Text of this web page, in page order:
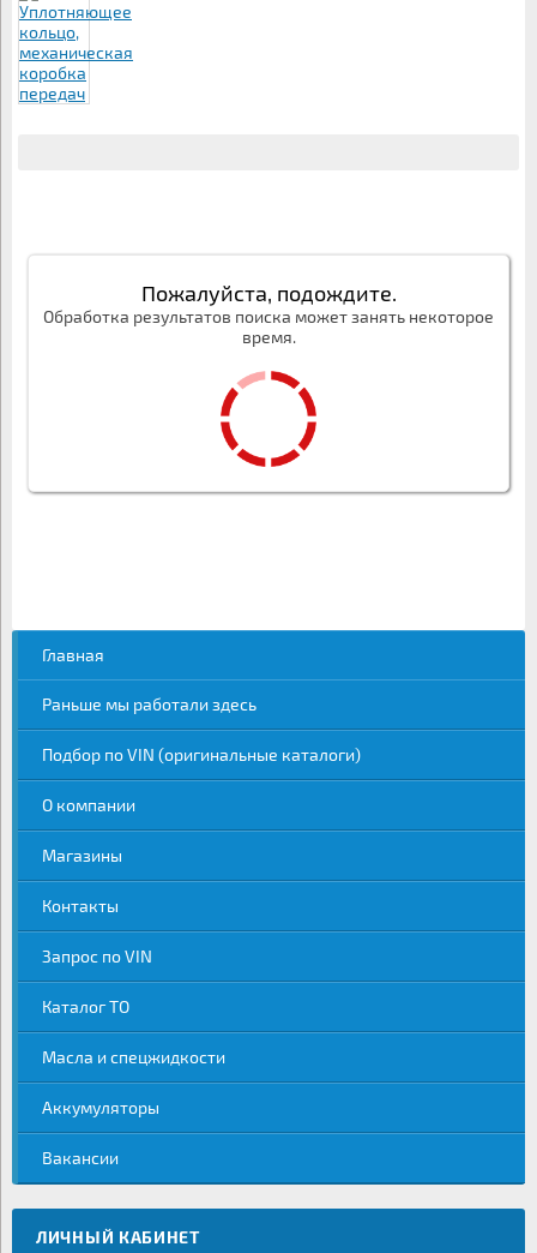
Пожалуйста, подождите.
Обработка результатов поиска может занять некоторое
время.
Главная
Раньше мы работали здесь
Подбор по VIN (оригинальные каталоги)
О компании
Магазины
Контакты
Запрос по VIN
Каталог ТО
Масла и спецжидкости
Аккумуляторы
Вакансии
ЛИЧНЫЙ КАБИНЕТ